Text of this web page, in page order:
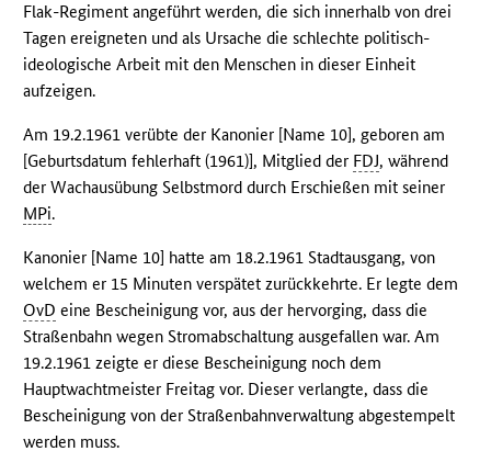
Flak-Regiment angeführt werden, die sich innerhalb von drei
Tagen ereigneten und als Ursache die schlechte politisch-
ideologische Arbeit mit den Menschen in dieser Einheit
aufzeigen.
Am 19.2.1961 verübte der Kanonier [Name 10], geboren am
[Geburtsdatum fehlerhaft (1961)], Mitglied der FDJ, während
der Wachausübung Selbstmord durch Erschießen mit seiner
MPi.
Kanonier [Name 10] hatte am 18.2.1961 Stadtausgang, von
welchem er 15 Minuten verspätet zurückkehrte. Er legte dem
OvD eine Bescheinigung vor, aus der hervorging, dass die
Straßenbahn wegen Stromabschaltung ausgefallen war. Am
19.2.1961 zeigte er diese Bescheinigung noch dem
Hauptwachtmeister Freitag vor. Dieser verlangte, dass die
Bescheinigung von der Straßenbahnverwaltung abgestempelt
werden muss.